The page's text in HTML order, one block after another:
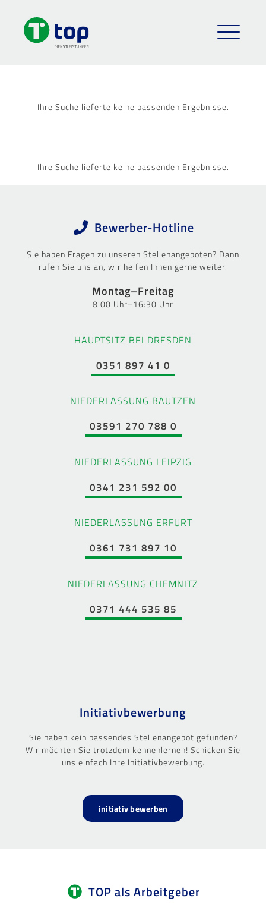
Ihre Suche lieferte keine passenden Ergebnisse.
Ihre Suche lieferte keine passenden Ergebnisse.
Bewerber-Hotline
Sie haben Fragen zu unseren Stellenangeboten? Dann
rufen Sie uns an, wir helfen Ihnen gerne weiter.
Montag–Freitag
8:00 Uhr–16:30 Uhr
HAUPTSITZ BEI DRESDEN
0351 897 41 0
NIEDERLASSUNG BAUTZEN
03591 270 788 0
NIEDERLASSUNG LEIPZIG
0341 231 592 00
NIEDERLASSUNG ERFURT
0361 731 897 10
NIEDERLASSUNG CHEMNITZ
0371 444 535 85
Initiativbewerbung
Sie haben kein passendes Stellenangebot gefunden?
Wir möchten Sie trotzdem kennenlernen! Schicken Sie
uns einfach Ihre Initiativbewerbung.
initiativ bewerben
TOP als Arbeitgeber